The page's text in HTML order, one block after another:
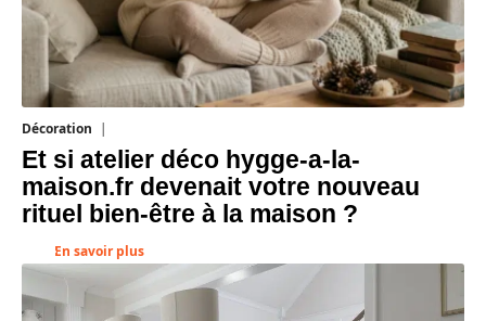
Décoration
Et si atelier déco hygge-a-la-
maison.fr devenait votre nouveau
rituel bien-être à la maison ?
En savoir plus